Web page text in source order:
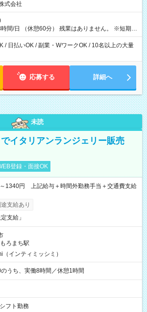
式会社
/日 （休憩60分） 残業はありません。 ※短期の
おりません。予めご了承くださいませ。
/ 日払いOK / 副業・WワークOK / 10名以上の大量
応募する 詳細へ
未読
イタリアンランジェリー販売
登録・面接OK
1340円 上記給与＋時間外勤務手当＋交通費支給
支給あり
定支給」
ろまち駅
（インティミッシミ）
うち、実働8時間／休憩1時間
シフト勤務